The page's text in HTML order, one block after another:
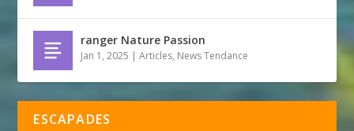
ranger Nature Passion
Jan 1, 2025 |Articles, News Tendance
ESCAPADES